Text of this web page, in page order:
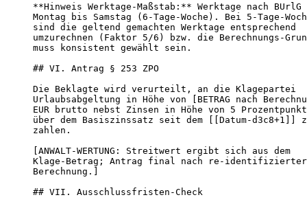
**Hinweis Werktage-Maßstab:** Werktage nach
Montag bis Samstag (6-Tage-Woche). Bei 5-Tage-
sind die geltend gemachten Werktage entsprechend
umzurechnen (Faktor 5/6) bzw. die Berechnungs-
muss konsistent gewählt sein.
## VI. Antrag § 253 ZPO
Die Beklagte wird verurteilt, an die Klagepartei
Urlaubsabgeltung in Höhe von [BETRAG nach
EUR brutto nebst Zinsen in Höhe von 5
über dem Basiszinssatz seit dem [[Datum-d3c8+1]]
zahlen.
[ANWALT-WERTUNG: Streitwert ergibt sich aus dem
Klage-Betrag; Antrag final nach re-identifizierter
Berechnung.]
## VII. Ausschlussfristen-Check